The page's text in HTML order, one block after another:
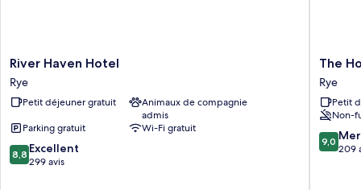
River
Haven
Hotel
Rye
River Haven Hotel
Rye
Petit déjeuner gratuit
Animaux de compagnie
admis
Parking gratuit
Wi-Fi gratuit
8.8
sur
8,8 Excellent
299 avis
The
Hope
Anchor
Rye
The
Rye
Petit
Non-
9.0
sur
9,0
209